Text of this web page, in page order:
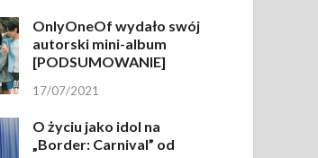
OnlyOneOf wydało swój
autorski mini-album
[PODSUMOWANIE]
17/07/2021
O życiu jako idol na
„Border: Carnival” od